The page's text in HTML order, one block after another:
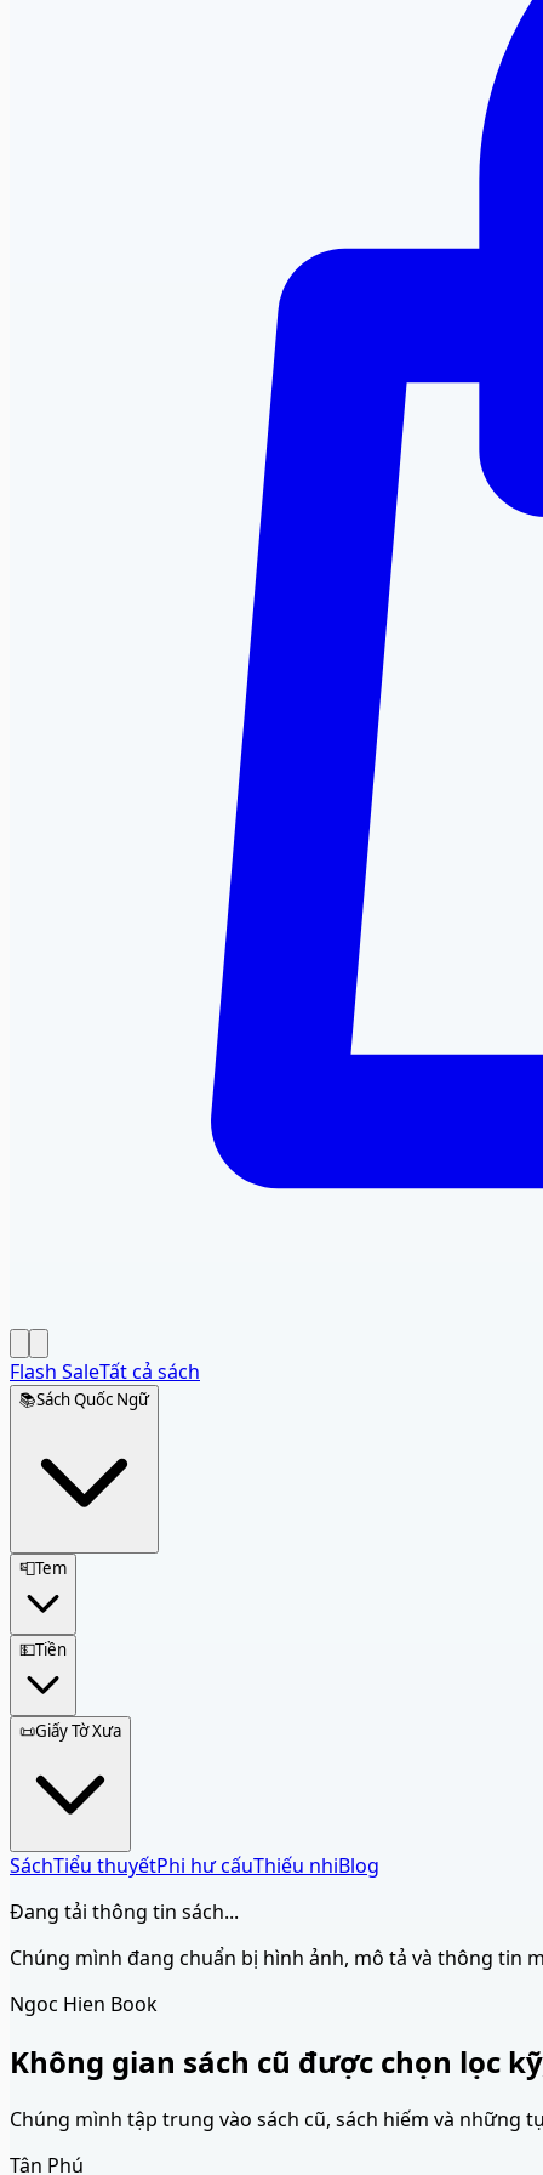
Flash SaleTất cả sách
📚Sách Quốc Ngữ
📮Tem
💵Tiền
📜Giấy Tờ Xưa
SáchTiểu thuyếtPhi hư cấuThiếu nhiBlog
Đang tải thông tin sách...
Chúng mình đang chuẩn bị hình ảnh, mô tả và thông tin
Ngoc Hien Book
Không gian sách cũ được chọn lọc
Chúng mình tập trung vào sách cũ, sách hiếm và những
Tân Phú